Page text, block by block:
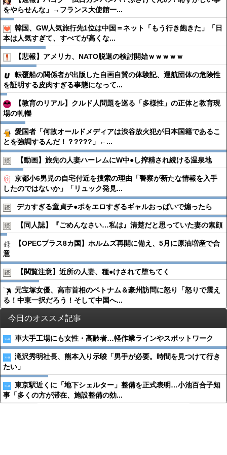
をやらせんな」→フランス大使館一...
韓国、GW人気旅行先1位は中国＝ネット「もう行き飽きた」「日
本は人気すぎて、すべてが高くな...
【悲報】アメリカ、NATO脱退の検討開始ｗｗｗｗｗ
転覆船の関係者が出版した自画自賛の体験記、運航団体の危険性
を証明する皮肉すぎる事態になって...
【教育のリアル】クルド人問題を巡る「多様性」の正体と教育現
場の軋轢
愛国者「何故オールドメディアは渋谷放火犯が日本国籍であるこ
とを強調するんだ！？????」←...
【動画】旅先の人妻ハーレムにW中●︎し搾精され続ける温泉地
京都小6男児の自宅付近を捜索の理由「警察が新たな情報を入手
したのではないか」「リュック発見...
デカすぎる童貞チ●︎ポをエロすぎるギャルおっぱいで煽ったら
【同人誌】『ごめんなさい…私は』清楚だと思っていた妻の素顔
【OPECプラス8カ国】ホルムズ再開に備え、5月に原油増産で合
意
【閲覧注意】近所の人妻、種●︎けされて堕ちてく
元宝塚女優、高市首相のベトナム＆豪州訪問に怒り「怒りで震え
る！中東一択だろう！そして中国へ...
今日のオススメ記事
車大手工場にも女性・高齢者…軽作業ラインやスポットワーク
滝沢秀明社長、熊本入り示唆「男手が必要。時間を見つけて行き
たい」
東京駅近くに「地下シェルター」整備を正式表明…小池百合子知
事「多くの方が滞在、施設整備の効...